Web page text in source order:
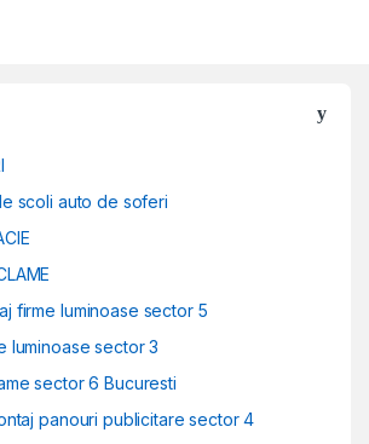
scoli auto de soferi
firme luminoase sector 5
luminoase sector 3
sector 6 Bucuresti
panouri publicitare sector 4